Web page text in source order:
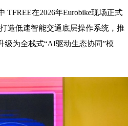
在2026年Eurobike现场正式
造低速智能交通底层操作系统，推
级为全栈式“AI驱动生态协同”模